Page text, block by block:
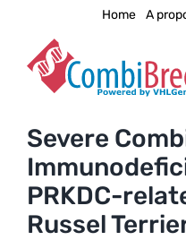
content
Home A
Severe
PRKDC-
Russel